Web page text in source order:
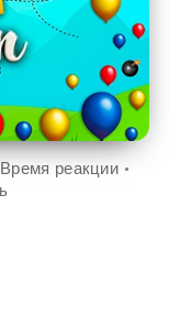
Время реакции